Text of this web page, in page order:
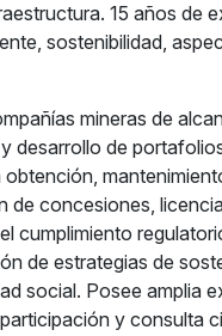
15 años de
sostenibilidad,
mineras de
desarrollo de
obtención,
de concesiones,
cumplimiento
de estrategias de
social. Posee amplia
y consulta